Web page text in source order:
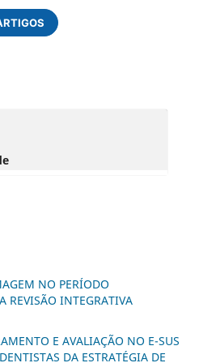
NO PERÍODO
REVISÃO INTEGRATIVA
E AVALIAÇÃO NO E-SUS
DA ESTRATÉGIA DE